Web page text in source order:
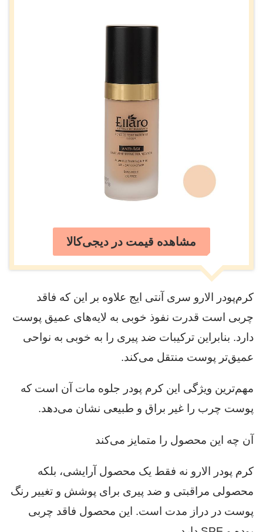
مشاهده قیمت در دیجی‌کالا
کرم‌پودر الارو سری آنتی ایج علاوه بر این که فاقد
چربی است قدرت نفوذ خوبی به لایه‌های عمیق پوست
دارد. بنابراین ترکیبات ضد پیری را به خوبی به نواحی
عمیق‌تر پوست منتقل می‌کند.
مهم‌ترین ویژگی این کرم پودر جلوه مات آن است که
پوست چرب را غیر براق و طبیعی نشان می‌دهد.
آن چه این محصول را متمایز می‌کند
کرم پودر الارو نه فقط یک محصول آرایشی، بلکه
محصولی مراقبتی و ضد پیری برای پوشش و تغییر رنگ
پوست در دراز مدت است. این محصول فاقد چربی